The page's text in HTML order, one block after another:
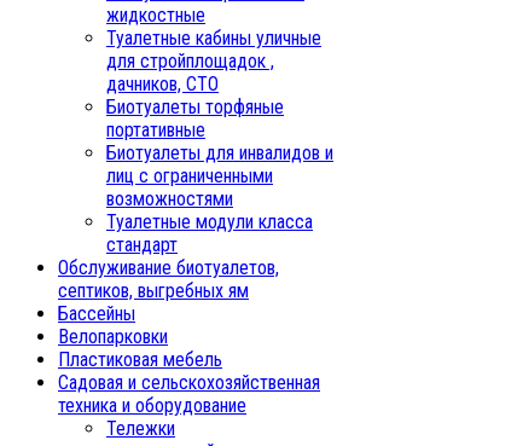
жидкостные
Туалетные кабины уличные
для стройплощадок ,
дачников, СТО
Биотуалеты торфяные
портативные
Биотуалеты для инвалидов и
лиц с ограниченными
возможностями
Туалетные модули класса
стандарт
Обслуживание биотуалетов,
септиков, выгребных ям
Бассейны
Велопарковки
Пластиковая мебель
Садовая и сельскохозяйственная
техника и оборудование
Тележки